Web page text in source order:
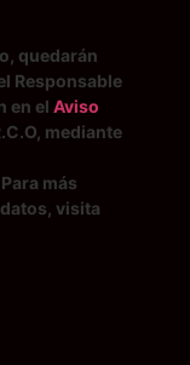
quedarán
Responsable
en el Aviso
mediante
más
visita